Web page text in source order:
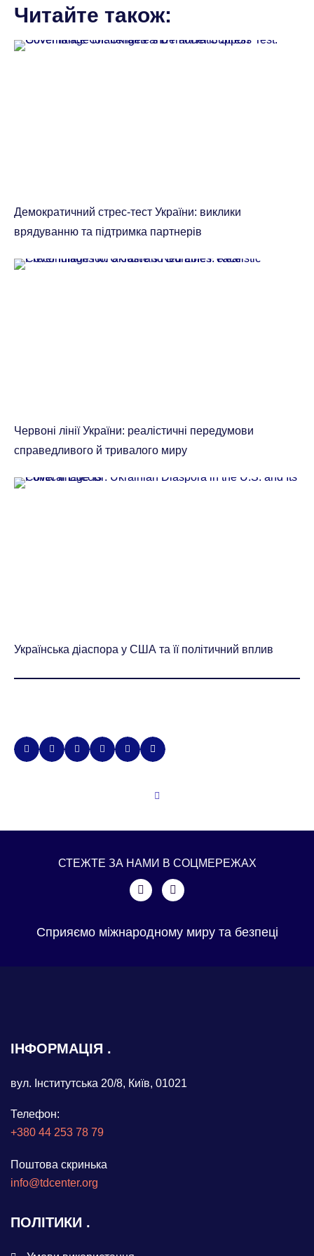
Читайте також:
Демократичний стрес-тест України: виклики
врядуванню та підтримка партнерів
Червоні лінії України: реалістичні передумови
справедливого й тривалого миру
Українська діаспора у США та її політичний вплив
СТЕЖТЕ ЗА НАМИ В СОЦМЕРЕЖАХ
Сприяємо міжнародному миру та безпеці
ІНФОРМАЦІЯ
вул. Інститутська 20/8, Київ, 01021
Телефон:
+380 44 253 78 79
Поштова скринька
info@tdcenter.org
ПОЛІТИКИ